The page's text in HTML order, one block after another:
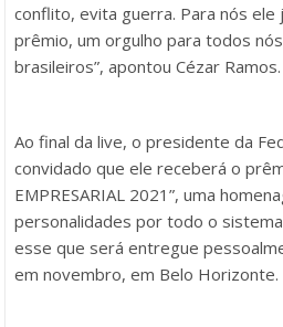
conflito, evita guerra. Para nós ele
prêmio, um orgulho para todos
brasileiros”, apontou Cézar Ramos.
Ao final da live, o presidente da
convidado que ele receberá o
EMPRESARIAL 2021”, uma
personalidades por todo o
esse que será entregue
em novembro, em Belo Horizonte.